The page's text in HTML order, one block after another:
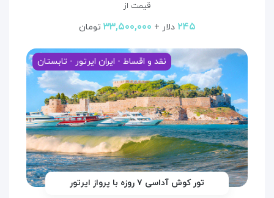
قیمت از
۲۴۵ دلار + ۳۳,۵۰۰,۰۰۰ تومان
نقد و اقساط - ایران ایرتور - تابستان
تور کوش آداسی ۷ روزه با پرواز ایرتور